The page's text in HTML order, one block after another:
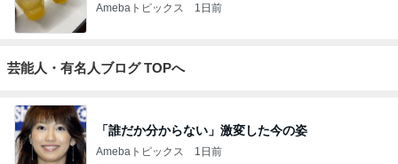
Amebaトピックス 1日前
芸能人・有名人ブログ TOPへ
「誰だか分からない」激変した今の姿
Amebaトピックス 1日前